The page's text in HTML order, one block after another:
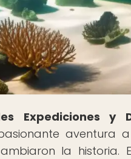
Expediciones y
aventura
la